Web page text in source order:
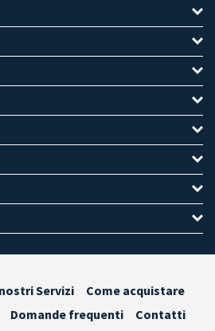
Servizi
Come acquistare
Domande frequenti
Contatti